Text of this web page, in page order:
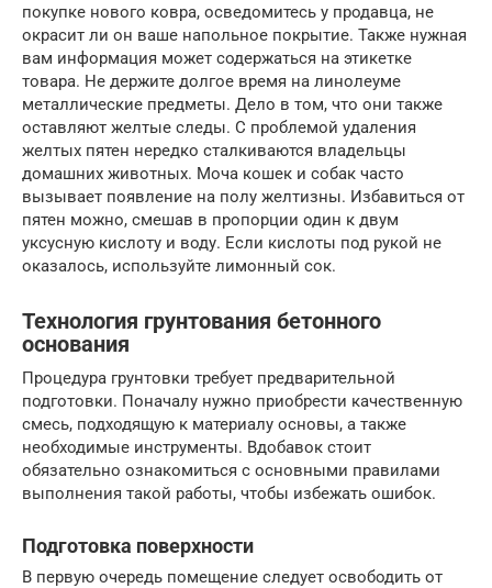
покупке нового ковра, осведомитесь у продавца, не
окрасит ли он ваше напольное покрытие. Также нужная
вам информация может содержаться на этикетке
товара. Не держите долгое время на линолеуме
металлические предметы. Дело в том, что они также
оставляют желтые следы. С проблемой удаления
желтых пятен нередко сталкиваются владельцы
домашних животных. Моча кошек и собак часто
вызывает появление на полу желтизны. Избавиться от
пятен можно, смешав в пропорции один к двум
уксусную кислоту и воду. Если кислоты под рукой не
оказалось, используйте лимонный сок.
Технология грунтования бетонного
основания
Процедура грунтовки требует предварительной
подготовки. Поначалу нужно приобрести качественную
смесь, подходящую к материалу основы, а также
необходимые инструменты. Вдобавок стоит
обязательно ознакомиться с основными правилами
выполнения такой работы, чтобы избежать ошибок.
Подготовка поверхности
В первую очередь помещение следует освободить от